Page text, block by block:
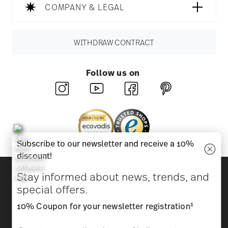
COMPANY & LEGAL
WITHDRAW CONTRACT
Follow us on
Beauty & functionality for your home
Homepage General terms and conditions
Privacy
Subscribe to our newsletter and receive a 10%
discount!
Stay informed about news, trends, and
special offers.
10% Coupon for your newsletter registration1